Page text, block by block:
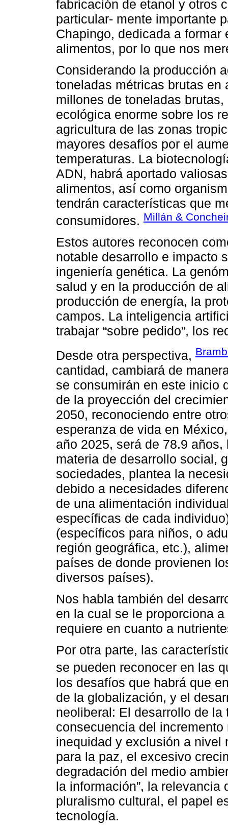
fabricación de etanol y otros
particular- mente importante
Chapingo, dedicada a
alimentos, por lo que nos
Considerando la producción
toneladas métricas brutas en
millones de toneladas
ecológica enorme sobre los
agricultura de las zonas
mayores desafíos por el
temperaturas. La
ADN, habrá aportado
alimentos, así como
tendrán características que
consumidores. Millán &
Estos autores reconocen
notable desarrollo e impacto
ingeniería genética. La
salud y en la producción de
producción de energía, la
campos. La inteligencia
trabajar “sobre pedido”, los
Desde otra perspectiva,
cantidad, cambiará de
se consumirán en este inicio
de la proyección del
2050, reconociendo entre
esperanza de vida en
año 2025, será de 78.9
materia de desarrollo social,
sociedades, plantea la
debido a necesidades
de una alimentación
específicas de cada
(específicos para niños, o
región geográfica, etc.),
países de donde provienen
diversos países).
Nos habla también del
en la cual se le proporciona
requiere en cuanto a
Por otra parte, las
se pueden reconocer en las
los desafíos que habrá que
de la globalización, y el
neoliberal: El desarrollo de
consecuencia del
inequidad y exclusión a nivel
para la paz, el excesivo
degradación del medio
la información”, la
pluralismo cultural, el papel
tecnología.